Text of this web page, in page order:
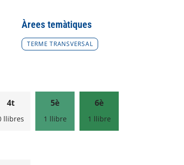
Àrees temàtiques
TERME TRANSVERSAL
4t
llibres
5è
1 llibre
6è
1 llibre